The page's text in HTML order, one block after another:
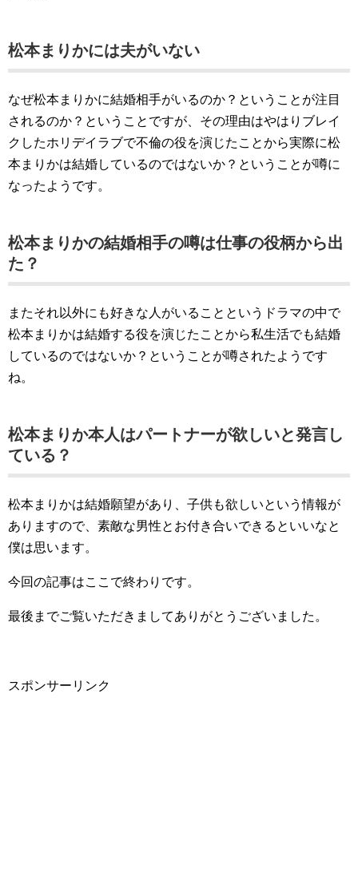
松本まりかには夫がいない
なぜ松本まりかに結婚相手がいるのか？ということが注目
されるのか？ということですが、その理由はやはりブレイ
クしたホリデイラブで不倫の役を演じたことから実際に松
本まりかは結婚しているのではないか？ということが噂に
なったようです。
松本まりかの結婚相手の噂は仕事の役柄から出
た？
またそれ以外にも好きな人がいることというドラマの中で
松本まりかは結婚する役を演じたことから私生活でも結婚
しているのではないか？ということが噂されたようです
ね。
松本まりか本人はパートナーが欲しいと発言し
ている？
松本まりかは結婚願望があり、子供も欲しいという情報が
ありますので、素敵な男性とお付き合いできるといいなと
僕は思います。
今回の記事はここで終わりです。
最後までご覧いただきましてありがとうございました。
スポンサーリンク